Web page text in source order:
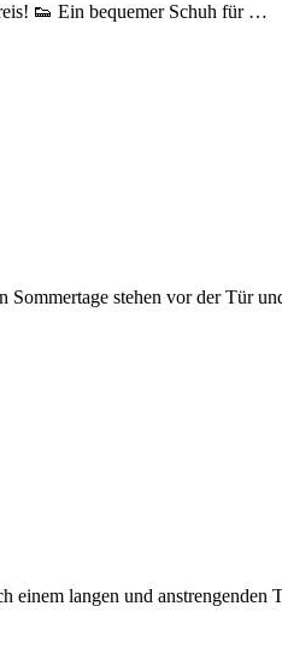
👟 Ein bequemer Schuh für …
Sommertage stehen vor der Tür
einem langen und anstrengenden